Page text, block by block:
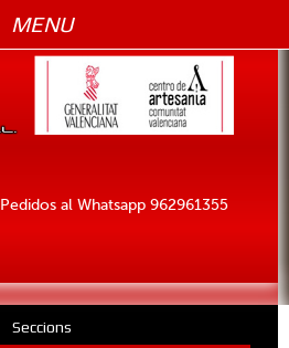
Pedidos al Whatsapp 962961355
MENU
Seccions